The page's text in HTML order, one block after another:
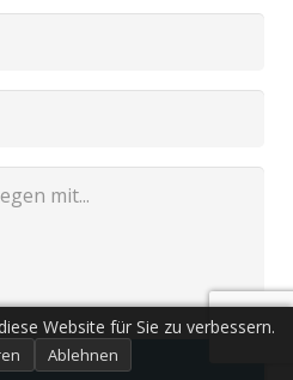
Website für Sie zu verbessern.
Ablehnen